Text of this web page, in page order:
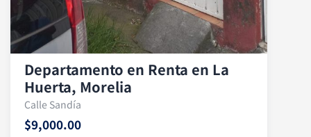
Departamento en Renta en La
Huerta, Morelia
Calle Sandía
$9,000.00